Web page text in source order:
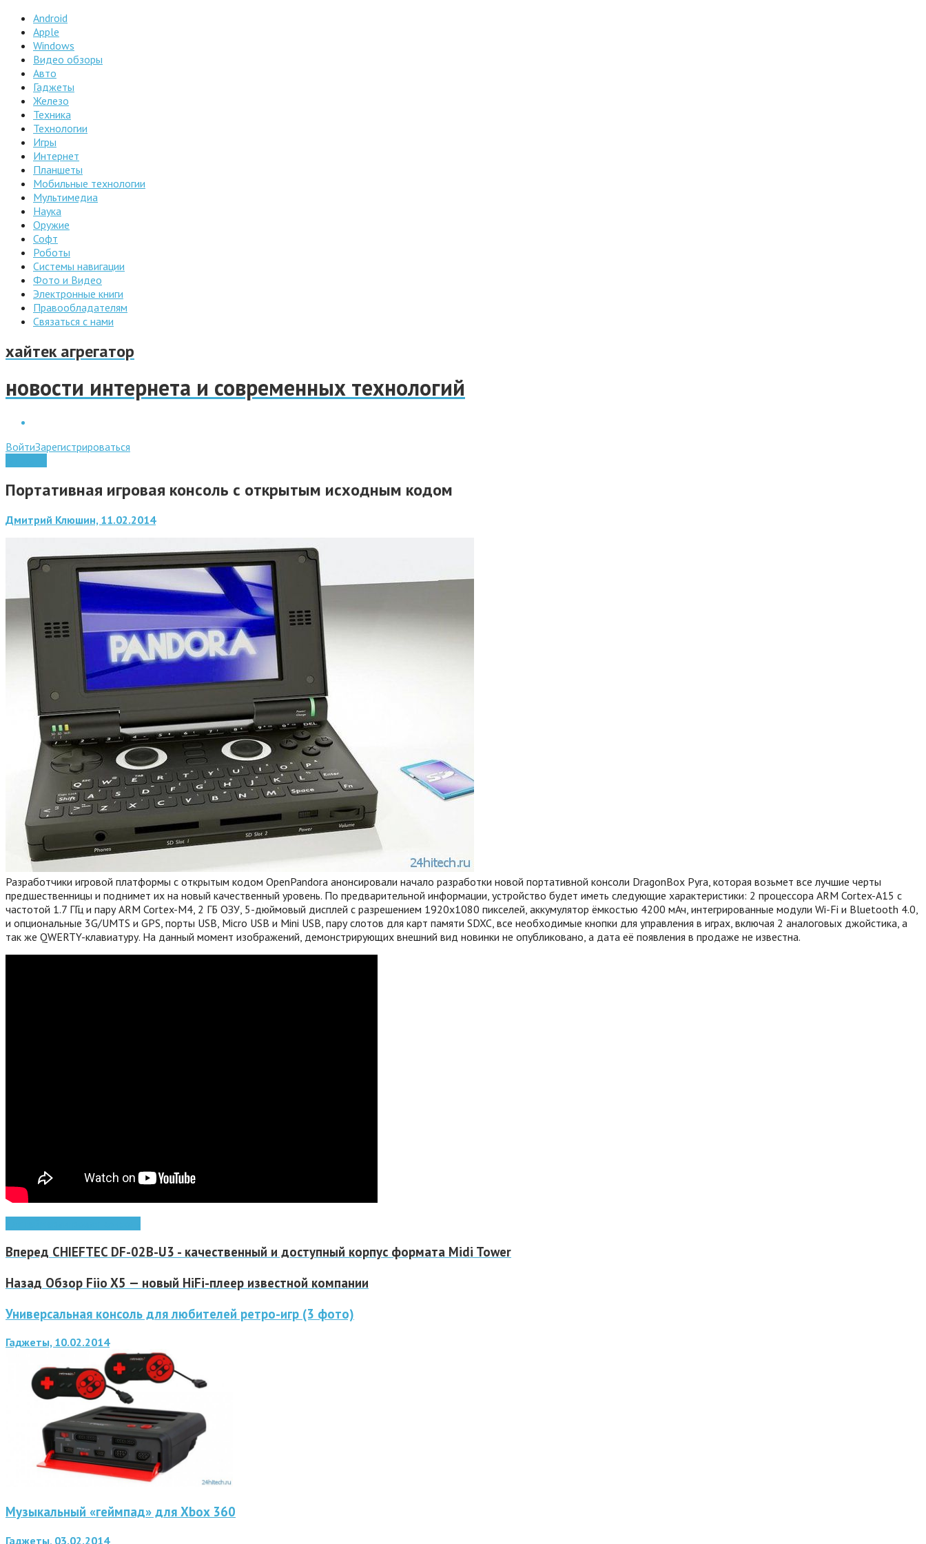
Android
Apple
Windows
Видео обзоры
Авто
Гаджеты
Железо
Техника
Технологии
Игры
Интернет
Планшеты
Мобильные технологии
Мультимедиа
Наука
Оружие
Софт
Роботы
Системы навигации
Фото и Видео
Электронные книги
Правообладателям
Связаться с нами
хайтек агрегатор
новости интернета и современных технологий
ВойтиЗарегистрироваться
Портативная игровая консоль с открытым исходным кодом
Дмитрий Клюшин, 11.02.2014
Разработчики игровой платформы с открытым кодом OpenPandora анонсировали начало разработки новой портативной консоли DragonBox Pyra, которая возьмет все лучшие черты
предшественницы и поднимет их на новый качественный уровень. По предварительной информации, устройство будет иметь следующие характеристики: 2 процессора ARM Cortex-A15 с
частотой 1.7 ГГц и пару ARM Cortex-M4, 2 ГБ ОЗУ, 5-дюймовый дисплей с разрешением 1920х1080 пикселей, аккумулятор ёмкостью 4200 мАч, интегрированные модули Wi-Fi и Bluetooth 4.0,
и опциональные 3G/UMTS и GPS, порты USB, Micro USB и Mini USB, пару слотов для карт памяти SDXC, все необходимые кнопки для управления в играх, включая 2 аналоговых джойстика, а
так же QWERTY-клавиатуру. На данный момент изображений, демонстрирующих внешний вид новинки не опубликовано, а дата её появления в продаже не известна.
Вперед CHIEFTEC DF-02B-U3 - качественный и доступный корпус формата Midi Tower
Назад Обзор Fiio X5 — новый HiFi-плеер известной компании
Универсальная консоль для любителей ретро-игр (3 фото)
Гаджеты, 10.02.2014
Музыкальный «геймпад» для Xbox 360
Гаджеты, 03.02.2014